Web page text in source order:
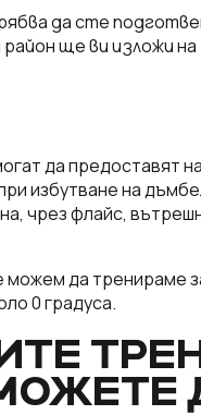
да сте
ще ви изложи
да предоставят
избутване на
чрез флайс,
да тренираме
0 градуса.